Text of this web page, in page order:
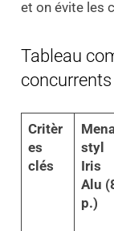
et on évite les
Tableau
Critèr
es
clés
styl
Iris
Alu
p.)